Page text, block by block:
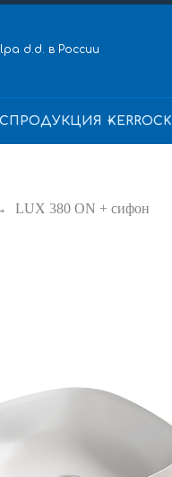
d.d. в России
ПРОДУКЦИЯ KERROCK
LUX 380 ON + сифон